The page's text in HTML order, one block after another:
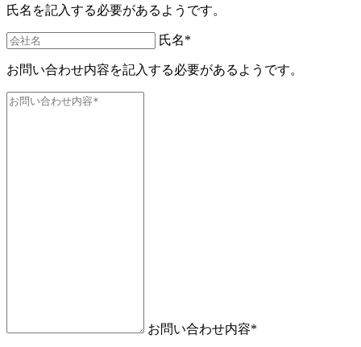
氏名を記入する必要があるようです。
氏名*
お問い合わせ内容を記入する必要があるようです。
お問い合わせ内容*